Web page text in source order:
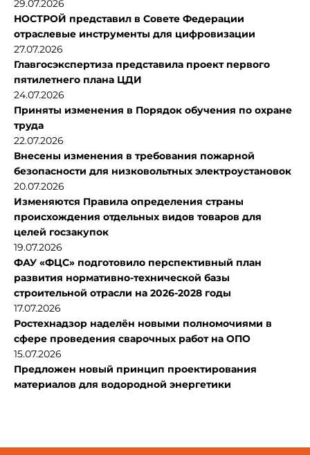
29.07.2026
НОСТРОЙ представил в Совете Федерации
отраслевые инструменты для цифровизации
27.07.2026
Главгосэкспертиза представила проект первого
пятилетнего плана ЦДИ
24.07.2026
Приняты изменения в Порядок обучения по охране
труда
22.07.2026
Внесены изменения в требования пожарной
безопасности для низковольтных электроустановок
20.07.2026
Изменяются Правила определения страны
происхождения отдельных видов товаров для
целей госзакупок
19.07.2026
ФАУ «ФЦС» подготовило перспективный план
развития нормативно-технической базы
строительной отрасли на 2026-2028 годы
17.07.2026
Ростехнадзор наделён новыми полномочиями в
сфере проведения сварочных работ на ОПО
15.07.2026
Предложен новый принцип проектирования
материалов для водородной энергетики